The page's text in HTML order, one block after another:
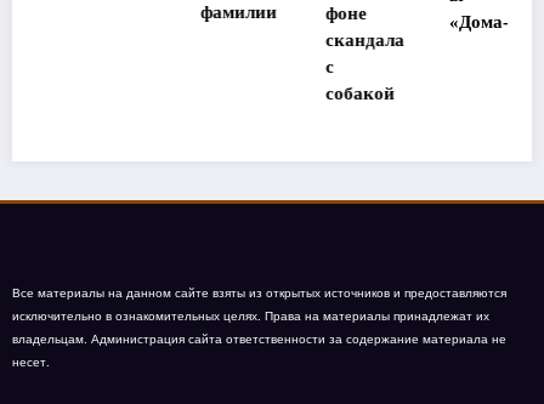
фамилии
фоне
скандала
собакой
«Дома-2»
Все материалы на данном сайте взяты из открытых источников и предоставляются
исключительно в ознакомительных целях. Права на материалы принадлежат их
владельцам. Администрация сайта ответственности за содержание материала не
несет.